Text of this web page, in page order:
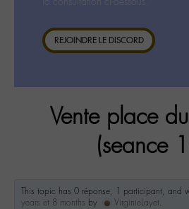
REJOINDRE LE DISCORD
Vente place
(seance
This topic has 0 réponse, 1 participant, and
years et 8 months by VirginieLayet.